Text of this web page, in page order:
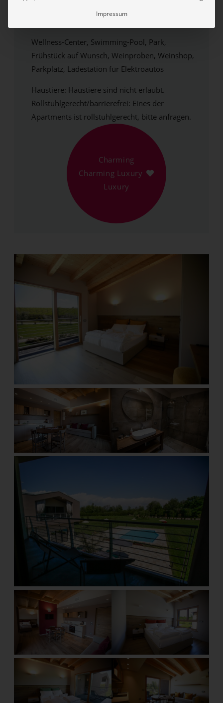
Wellness-Center, Swimming-Pool, Park,
Frühstück auf Wunsch, Weinproben, Weinshop,
Parkplatz, Ladestation für Elektroautos
Haustiere: Haustiere sind nicht erlaubt.
Rollstuhlgerecht/barrierefrei: Eines der
Apartments ist rollstuhlgerecht, bitte anfragen.
Charming
Charming Luxury
Luxury
Impressum